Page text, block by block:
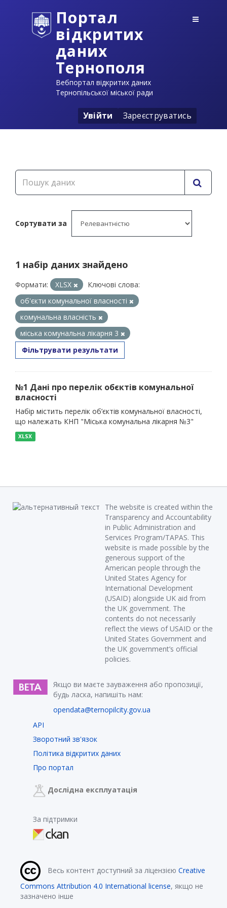
Портал
відкритих
даних
Тернополя
Вебпортал відкритих даних
Тернопільської міської ради
Увійти Зареєструватись
Сортувати за
1 набір даних знайдено
Формати: XLSX
Ключові слова:
об'єкти комунальної власності
комунальна власність
міська комунальна лікарня 3
Фільтрувати результати
№1 Дані про перелік обєктів комунальної
власності
Набір містить перелік об’єктів комунальної власності,
що належать КНП "Міська комунальна лікарня №3"
XLSX
The website is created within the
Transparency and Accountability
in Public Administration and
Services Program/TAPAS. This
website is made possible by the
generous support of the
American people through the
United States Agency for
International Development
(USAID) alongside UK aid from
the UK government. The
contents do not necessarily
reflect the views of USAID or the
United States Government and
the UK government’s official
policies.
Якщо ви маєте зауваження або пропозиції,
будь ласка, напишіть нам:
opendata@ternopilcity.gov.ua
API
Зворотний зв'язок
Політика відкритих даних
Про портал
Дослідна експлуатація
За підтримки
Весь контент доступний за ліцензією Creative
Commons Attribution 4.0 International license, якщо не
зазначено інше